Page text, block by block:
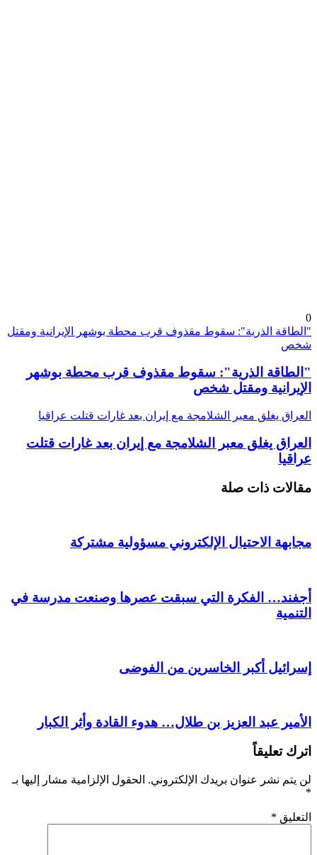
0
"الطاقة الذرية": سقوط مقذوف قرب محطة بوشهر الإيرانية ومقتل
شخص
"الطاقة الذرية": سقوط مقذوف قرب محطة بوشهر
الإيرانية ومقتل شخص
العراق يغلق معبر الشلامجة مع إيران بعد غارات قتلت عراقيا
العراق يغلق معبر الشلامجة مع إيران بعد غارات قتلت
عراقيا
مقالات ذات صلة
مجابهة الاحتيال الإلكتروني مسؤولية مشتركة
أجفند… الفكرة التي سبقت عصرها وصنعت مدرسة في
التنمية
إسرائيل أكبر الخاسرين من الفوضى
الأمير عبد العزيز بن طلال… هدوء القادة وأثر الكبار
اترك تعليقاً
لن يتم نشر عنوان بريدك الإلكتروني. الحقول الإلزامية مشار إليها بـ
*
التعليق *